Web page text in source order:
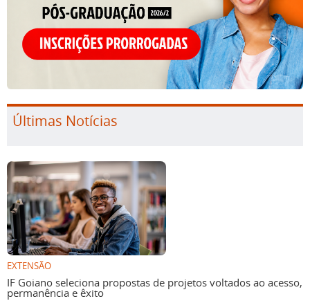
Últimas Notícias
EXTENSÃO
IF Goiano seleciona propostas de projetos voltados ao acesso,
permanência e êxito